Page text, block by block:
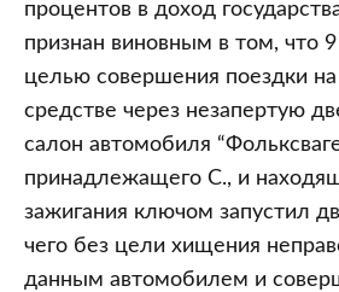
процентов в доход
признан виновным в том, что
целью совершения поездки
средстве через незапертую
салон автомобиля
принадлежащего С., и
зажигания ключом запустил
чего без цели хищения
данным автомобилем и